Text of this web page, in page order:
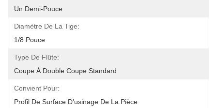
Un Demi-Pouce
Diamètre De La Tige:
1/8 Pouce
Type De Flûte:
Coupe À Double Coupe Standard
Convient Pour:
Profil De Surface D'usinage De La Pièce